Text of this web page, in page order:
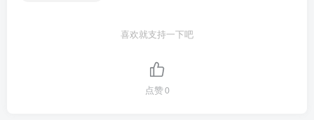
喜欢就支持一下吧
点赞0